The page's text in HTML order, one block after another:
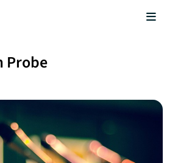
Probe